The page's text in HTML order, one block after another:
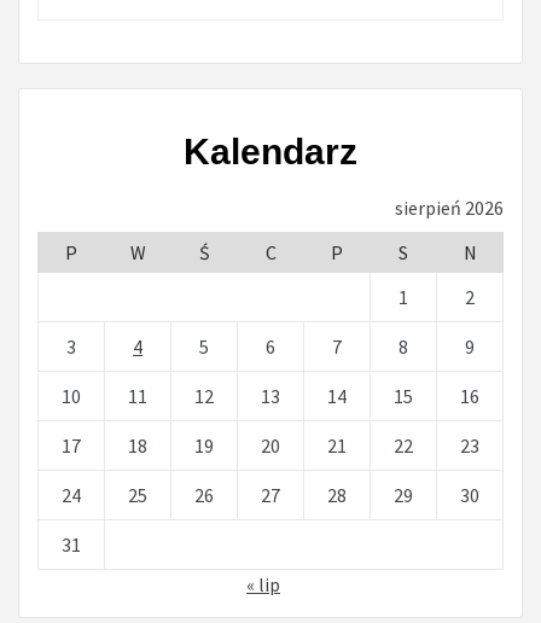
Kalendarz
sierpień 2026
P
W Ś C P S
N
1
2
3 4 5 6 7 8 9
10 11 12 13 14 15 16
17 18 19 20 21 22 23
24 25 26 27 28 29 30
31
« lip